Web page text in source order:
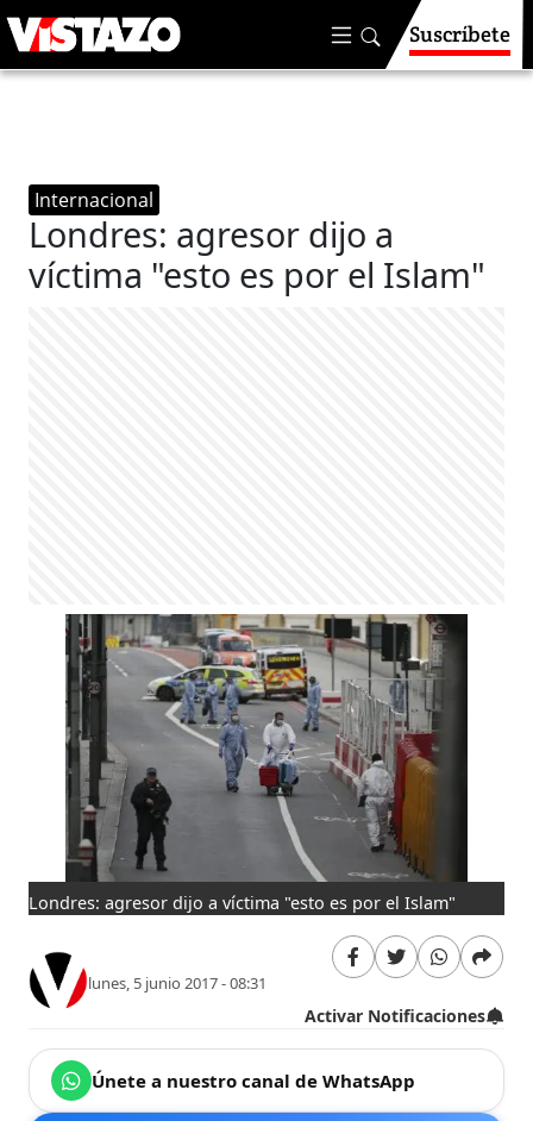
Suscríbete
Internacional
Londres: agresor dijo a
víctima "esto es por el Islam"
Londres: agresor dijo a víctima "esto es por el Islam"
lunes, 5 junio 2017 - 08:31
Activar Notificaciones
Únete a nuestro canal de WhatsApp